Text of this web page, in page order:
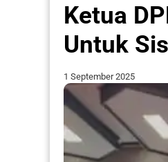
Ketua
Untuk
1 September 2025